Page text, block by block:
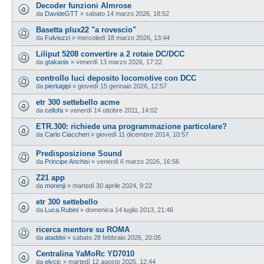
Decoder funzioni Almrose
da DavideGTT » sabato 14 marzo 2026, 18:52
Basetta plux22 "a rovescio"
da Fulviozzi » mercoledì 18 marzo 2026, 13:44
Liliput 5208 convertire a 2 rotaie DC/DCC
da gtakanis » venerdì 13 marzo 2026, 17:22
controllo luci deposito locomotive con DCC
da pierluigipi » giovedì 15 gennaio 2026, 12:57
etr 300 settebello acme
da cellofa » venerdì 14 ottobre 2011, 14:02
ETR.300: richiede una programmazione particolare?
da Carlo Ciaccheri » giovedì 11 dicembre 2014, 10:57
Predisposizione Sound
da Principe Anchisi » venerdì 6 marzo 2026, 16:56
Z21 app
da morenji » martedì 30 aprile 2024, 9:22
etr 300 settebello
da Luca.Rubini » domenica 14 luglio 2013, 21:46
ricerca mentore su ROMA
da ataddei » sabato 28 febbraio 2026, 20:05
Centralina YaMoRc YD7010
da elvcic » martedì 12 agosto 2025, 12:44